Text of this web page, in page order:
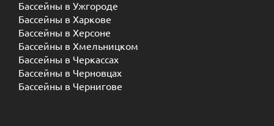
Бассейны в Ужгороде
Бассейны в Харкове
Бассейны в Херсоне
Бассейны в Хмельницком
Бассейны в Черкассах
Бассейны в Черновцах
Бассейны в Чернигове